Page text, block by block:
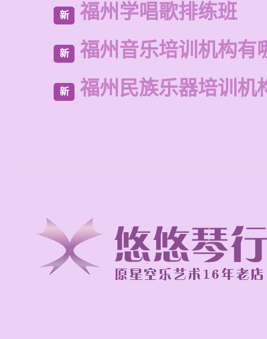
新 福州学唱歌排练班
新 福州音乐培训机构有
新 福州民族乐器培训机